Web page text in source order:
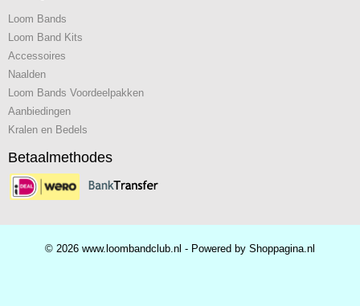
Loom Bands
Loom Band Kits
Accessoires
Naalden
Loom Bands Voordeelpakken
Aanbiedingen
Kralen en Bedels
Betaalmethodes
© 2026 www.loombandclub.nl - Powered by Shoppagina.nl